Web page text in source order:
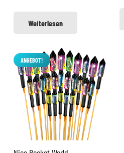
Weiterlesen
ANGEBOT!